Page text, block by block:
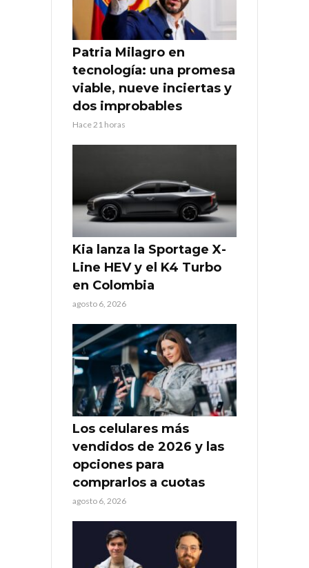
Patria Milagro en
tecnología: una promesa
viable, nueve inciertas y
dos improbables
Hace 21 horas
Kia lanza la Sportage X-
Line HEV y el K4 Turbo
en Colombia
agosto 6, 2026
Los celulares más
vendidos de 2026 y las
opciones para
comprarlos a cuotas
agosto 6, 2026